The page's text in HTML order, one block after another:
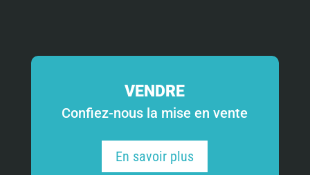
VENDRE
Confiez-nous la mise en vente
En savoir plus